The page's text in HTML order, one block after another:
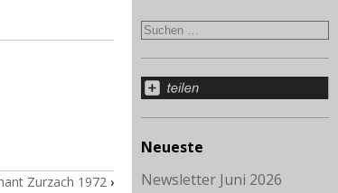
Zurzach 1972›
Neueste
Newsletter Juni 2026